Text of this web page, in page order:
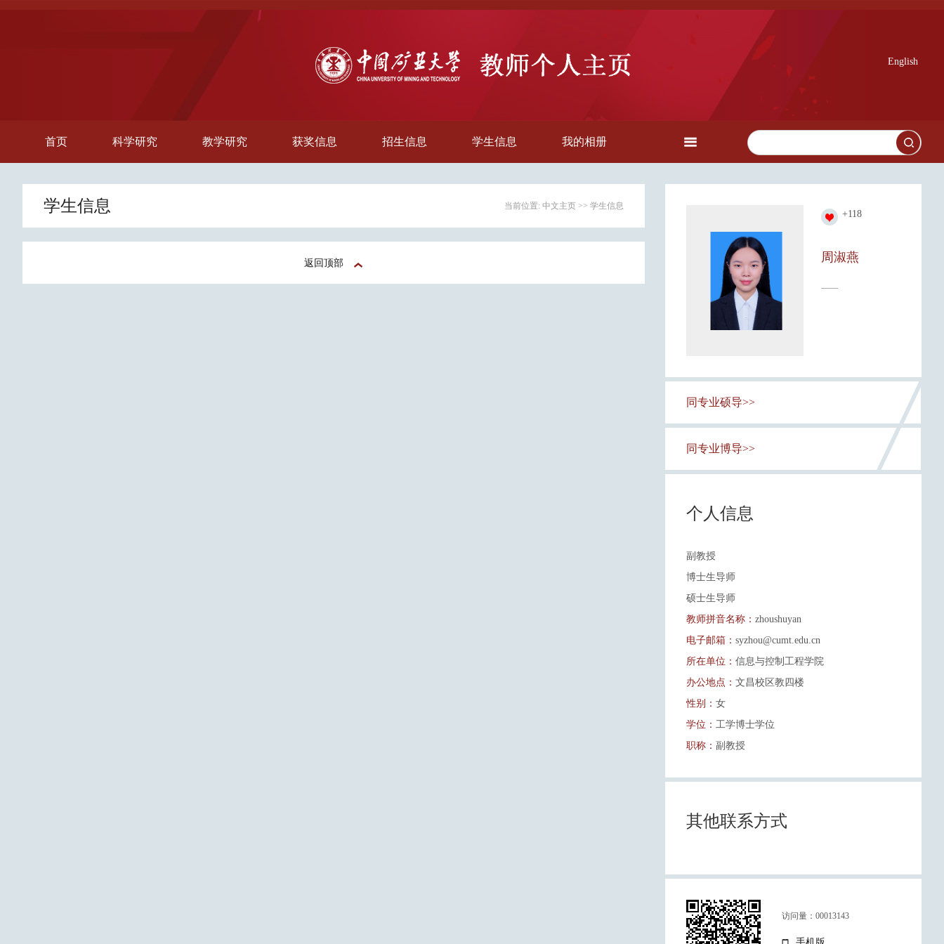
English
首页 科学研究 教学研究 获奖信息 招生信息 学生信息 我的相册
学生信息 当前位置: 中文主页 >> 学生信息
返回顶部
+118
周淑燕
同专业硕导>>
同专业博导>>
个人信息
副教授
博士生导师
硕士生导师
教师拼音名称： zhoushuyan
电子邮箱： syzhou@cumt.edu.cn
所在单位： 信息与控制工程学院
办公地点： 文昌校区教四楼
性别： 女
学位： 工学博士学位
职称： 副教授
其他联系方式
访问量： 00013143